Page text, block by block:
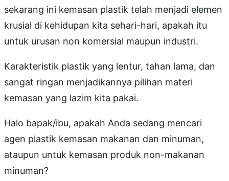
sekarang ini kemasan plastik telah menjadi elemen
krusial di kehidupan kita sehari-hari, apakah itu
untuk urusan non komersial maupun industri.
Karakteristik plastik yang lentur, tahan lama, dan
sangat ringan menjadikannya pilihan materi
kemasan yang lazim kita pakai.
Halo bapak/ibu, apakah Anda sedang mencari
agen plastik kemasan makanan dan minuman,
ataupun untuk kemasan produk non-makanan
minuman?